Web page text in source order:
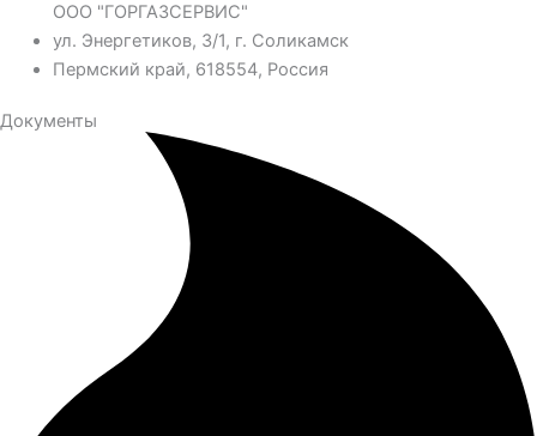
ООО "ГОРГАЗСЕРВИС"
ул. Энергетиков, 3/1, г. Соликамск
Пермский край, 618554, Россия
Документы